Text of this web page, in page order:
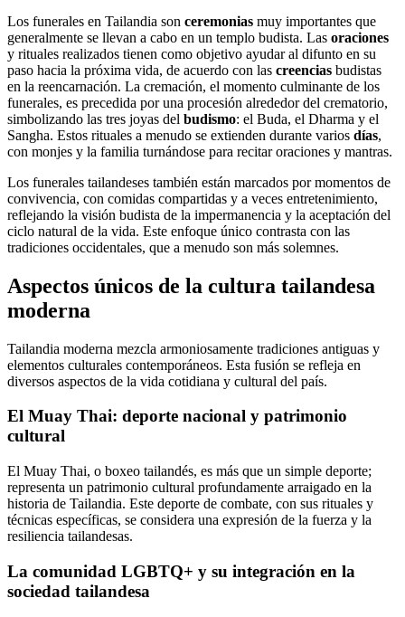
Los funerales en Tailandia son ceremonias muy importantes que
generalmente se llevan a cabo en un templo budista. Las oraciones
y rituales realizados tienen como objetivo ayudar al difunto en su
paso hacia la próxima vida, de acuerdo con las creencias budistas
en la reencarnación. La cremación, el momento culminante de los
funerales, es precedida por una procesión alrededor del crematorio,
simbolizando las tres joyas del budismo: el Buda, el Dharma y el
Sangha. Estos rituales a menudo se extienden durante varios días,
con monjes y la familia turnándose para recitar oraciones y mantras.
Los funerales tailandeses también están marcados por momentos de
convivencia, con comidas compartidas y a veces entretenimiento,
reflejando la visión budista de la impermanencia y la aceptación del
ciclo natural de la vida. Este enfoque único contrasta con las
tradiciones occidentales, que a menudo son más solemnes.
Aspectos únicos de la cultura tailandesa
moderna
Tailandia moderna mezcla armoniosamente tradiciones antiguas y
elementos culturales contemporáneos. Esta fusión se refleja en
diversos aspectos de la vida cotidiana y cultural del país.
El Muay Thai: deporte nacional y patrimonio
cultural
El Muay Thai, o boxeo tailandés, es más que un simple deporte;
representa un patrimonio cultural profundamente arraigado en la
historia de Tailandia. Este deporte de combate, con sus rituales y
técnicas específicas, se considera una expresión de la fuerza y la
resiliencia tailandesas.
La comunidad LGBTQ+ y su integración en la
sociedad tailandesa